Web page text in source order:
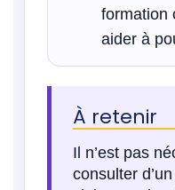
formation
aider à
À retenir
Il n’est pas
consulter